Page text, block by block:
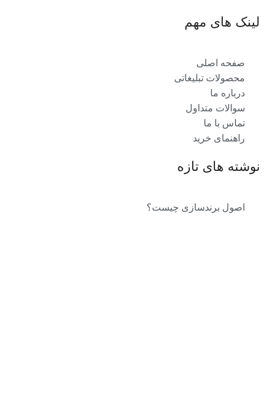
لینک های مهم
صفحه اصلی
محصولات تبلیغاتی
درباره ما
سوالات متداول
تماس با ما
راهنمای خرید
نوشته های تازه
اصول برندسازی چیست؟